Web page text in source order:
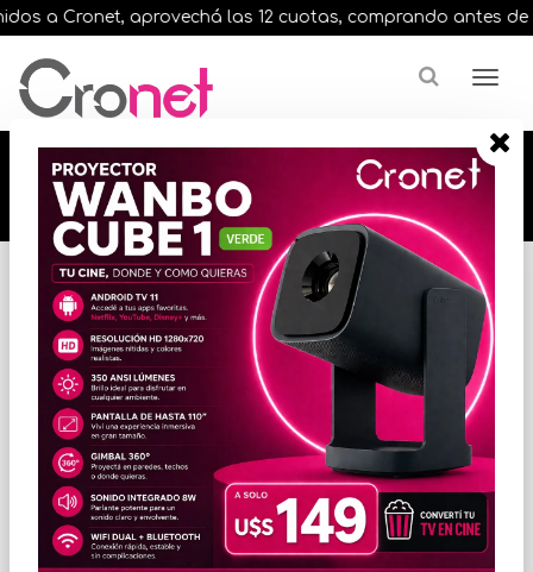
a Cronet, aprovechá las 12 cuotas, comprando antes de
🔥🔥🔥 12 cuotas, en todos nuestros artículos,
comprando antes de las 13 hrs. envíos en el
día 🔥🔥🔥
Inicio
IMPRESORAS
CARTUCHOS P/IMPRESORAS
* Las imágenes se exhiben con fines ilustrativos.